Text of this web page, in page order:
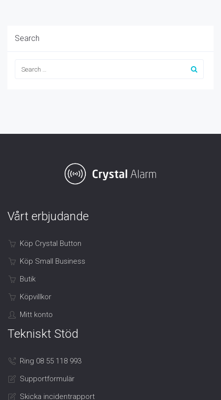
Search
Vårt erbjudande
Köp Crystal Button
Köp Small Business
Butik
Köpvillkor
Mitt konto
Tekniskt Stöd
Ring 08 55 118 993
Supportformulär
Skicka incidentrapport